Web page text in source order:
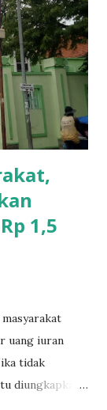
1,5
uang iuran
tidak
diungkapkan